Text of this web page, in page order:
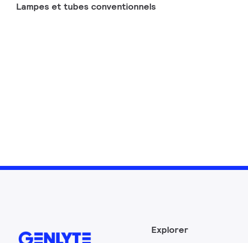
Lampes et tubes conventionnels
Explorer